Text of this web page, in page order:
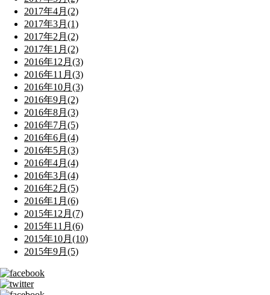
2017年4月(2)
2017年3月(1)
2017年2月(2)
2017年1月(2)
2016年12月(3)
2016年11月(3)
2016年10月(3)
2016年9月(2)
2016年8月(3)
2016年7月(5)
2016年6月(4)
2016年5月(3)
2016年4月(4)
2016年3月(4)
2016年2月(5)
2016年1月(6)
2015年12月(7)
2015年11月(6)
2015年10月(10)
2015年9月(5)